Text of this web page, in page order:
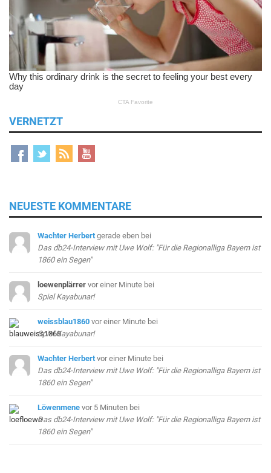
VERNETZT
NEUESTE KOMMENTARE
Wachter Herbert gerade eben bei
Das db24-Interview mit Uwe Wolf: "Für die Regionalliga Bayern ist
1860 ein Segen"
loewenplärrer vor einer Minute bei
Spiel Kayabunar!
weissblau1860 vor einer Minute bei
Spiel Kayabunar!
Wachter Herbert vor einer Minute bei
Das db24-Interview mit Uwe Wolf: "Für die Regionalliga Bayern ist
1860 ein Segen"
Löwenmene vor 5 Minuten bei
Das db24-Interview mit Uwe Wolf: "Für die Regionalliga Bayern ist
1860 ein Segen"